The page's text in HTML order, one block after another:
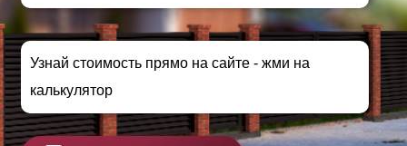
Узнай стоимость прямо на сайте - жми на
калькулятор